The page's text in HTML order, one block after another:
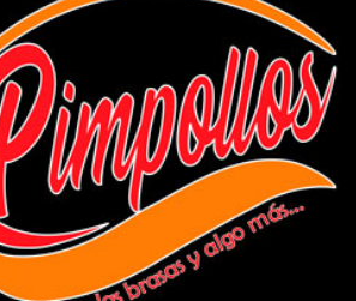
el covid-19 en la